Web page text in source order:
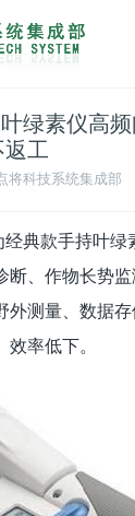
绿素仪高
工
将科技系统集成部
典款手持叶绿
断、作物长势
外测量、数据
率低下。